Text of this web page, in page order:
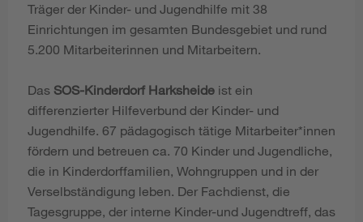
Träger der Kinder- und Jugendhilfe mit 38
Einrichtungen im gesamten Bundesgebiet und rund
5.200 Mitarbeiterinnen und Mitarbeitern.
Das SOS-Kinderdorf Harksheide ist ein
differenzierter Hilfeverbund der Kinder- und
Jugendhilfe. 67 pädagogisch tätige Mitarbeiter*innen
fördern und betreuen ca. 70 Kinder und Jugendliche,
die in Kinderdorffamilien, Wohngruppen und in der
Verselbständigung leben. Der Fachdienst, die
Tagesgruppe, der interne Kinder-und Jugendtreff, das